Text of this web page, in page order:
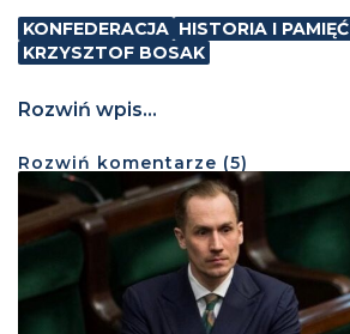
KONFEDERACJA HISTORIA I PAMIĘĆ
KRZYSZTOF BOSAK
Rozwiń wpis...
Rozwiń komentarze (5)